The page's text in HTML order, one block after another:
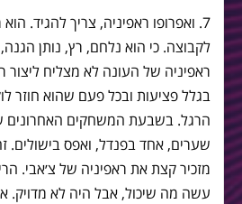
7. ואפרופו ראפיניה, צריך להגיד.
לקבוצה. כי הוא נלחם, רץ, נותן
ראפיניה של העונה לא מצליח ליצור
בגלל פציעות ובכל פעם שהוא חוזר
שערים, אחד בפנדל, ואפס בישולים.
מזכיר קצת את ראפיניה של צ׳אבי.
עשה מה שיכול, אבל היה לא מדויק.